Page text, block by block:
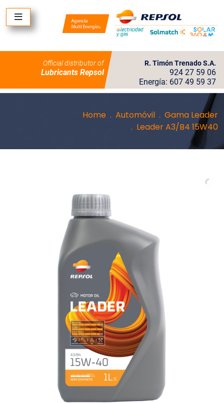
Official distributor of
Lubricants Repsol
R. Timón Trenado S.A.
924 27 59 06
Energía: 607 49 59 37
Home Automóvil
Gama Leader
Leader A3/B4 15W40